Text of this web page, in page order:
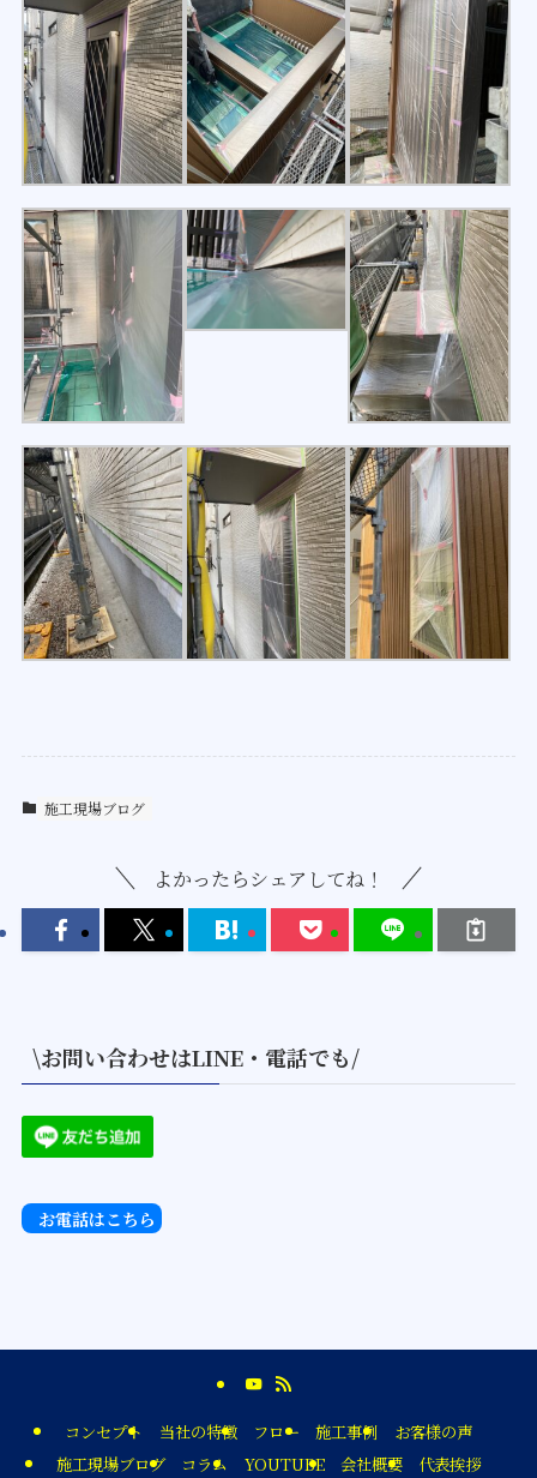
施工現場ブログ
よかったらシェアしてね！
\お問い合わせはLINE・電話でも/
お電話はこちら
コンセプト 当社の特徴 フロー 施工事例
お客様の声
施工現場ブログ
コラム YOUTUBE 会社概要 代表挨拶